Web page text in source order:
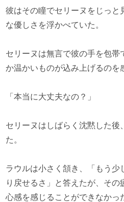
彼はその瞳でセリーヌをじっと
な優しさを浮かべていた。
セリーヌは無言で彼の手を包帯
か温かいものが込み上げるのを
「本当に大丈夫なの？」
セリーヌはしばらく沈黙した後
た。
ラウルは小さく頷き、「もう少
り戻せるさ」と答えたが、そ
心感を感じることができなかっ